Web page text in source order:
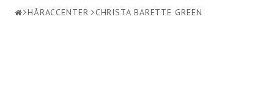
HÅRACCENTER CHRISTA BARETTE GREEN